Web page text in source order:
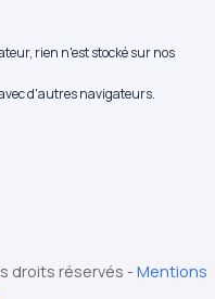
rien n'est stocké sur nos
d'autres navigateurs.
droits réservés -Mentions